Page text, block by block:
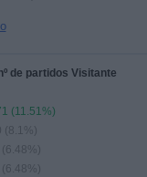
de partidos Visitante
(11.51%)
(8.1%)
(6.48%)
(6.48%)